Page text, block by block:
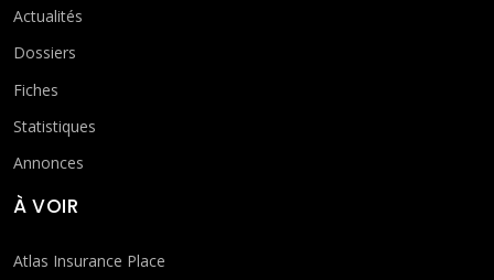
Actualités
Dossiers
Fiches
Statistiques
Annonces
À VOIR
Atlas Insurance Place